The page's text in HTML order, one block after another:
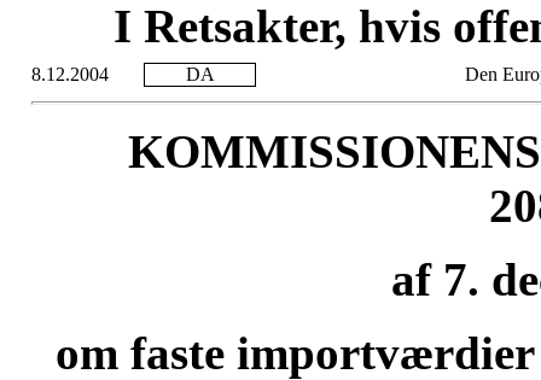
I Retsakter, hvis
8.12.2004 DA Den
af 7.
om faste